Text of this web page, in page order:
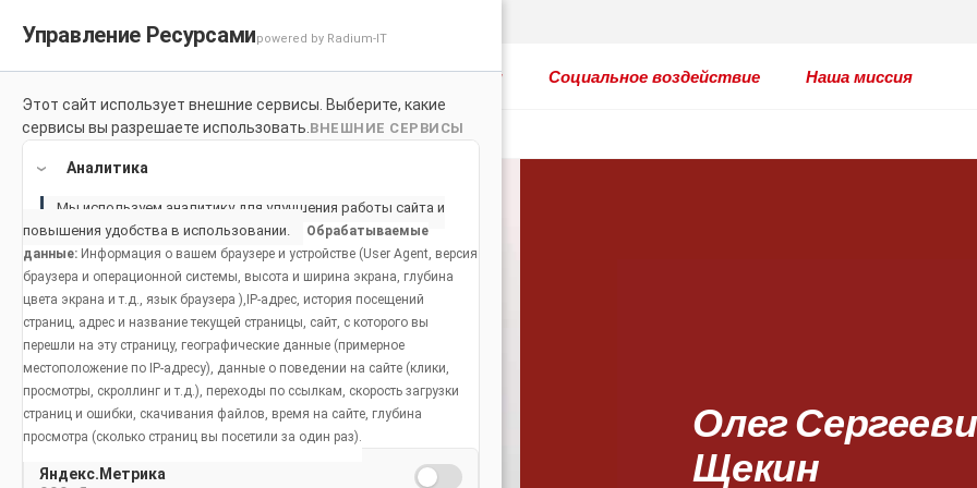
Для здоровой улыбки Продукты Социальное воздействие Наша миссия
Home Продукты
Олег
Щекин
Управление Ресурсамиpowered by Radium-IT
Этот сайт использует внешние сервисы. Выберите, какие
сервисы вы разрешаете использовать. ВНЕШНИЕ СЕРВИСЫ
Аналитика
Мы используем аналитику для улучшения работы сайта и
повышения удобства в использовании.
Обрабатываемые
данные: Информация о вашем браузере и устройстве (User Agent, версия
браузера и операционной системы, высота и ширина экрана, глубина
цвета экрана и т.д., язык браузера ),IP-адрес, история посещений
страниц, адрес и название текущей страницы, сайт, с которого вы
перешли на эту страницу, географические данные (примерное
местоположение по IP-адресу), данные о поведении на сайте (клики,
просмотры, скроллинг и т.д.), переходы по ссылкам, скорость загрузки
страниц и ошибки, скачивания файлов, время на сайте, глубина
просмотра (сколько страниц вы посетили за один раз).
Яндекс.Метрика